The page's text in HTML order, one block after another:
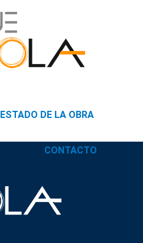
ESTADO DE LA OBRA
CONTACTO